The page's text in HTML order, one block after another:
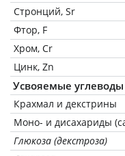
Стронций, Sr
Фтор, F
Хром, Cr
Цинк, Zn
Усвояемые углеводы
Крахмал и декстрины
Моно- и дисахариды
Глюкоза (декстроза)